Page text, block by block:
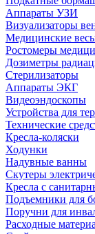
Аппараты УЗИ
Визуализаторы
Медицинские
Ростомеры
Дозиметры
Стерилизаторы
Аппараты ЭКГ
Видеоэндоскопы
Устройства для
Технические
Кресла-коляски
Ходунки
Надувные ванны
Скутеры
Кресла с
Подъемники для
Поручни для
Расходные